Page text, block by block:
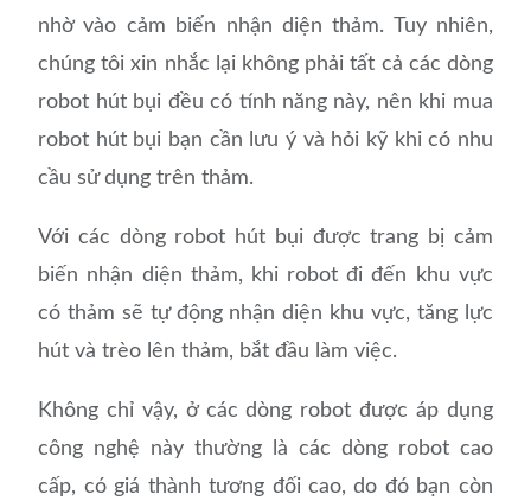
nhờ vào cảm biến nhận diện thảm. Tuy nhiên,
chúng tôi xin nhắc lại không phải tất cả các dòng
robot hút bụi đều có tính năng này, nên khi mua
robot hút bụi bạn cần lưu ý và hỏi kỹ khi có nhu
cầu sử dụng trên thảm.
Với các dòng robot hút bụi được trang bị cảm
biến nhận diện thảm, khi robot đi đến khu vực
có thảm sẽ tự động nhận diện khu vực, tăng lực
hút và trèo lên thảm, bắt đầu làm việc.
Không chỉ vậy, ở các dòng robot được áp dụng
công nghệ này thường là các dòng robot cao
cấp, có giá thành tương đối cao, do đó bạn còn